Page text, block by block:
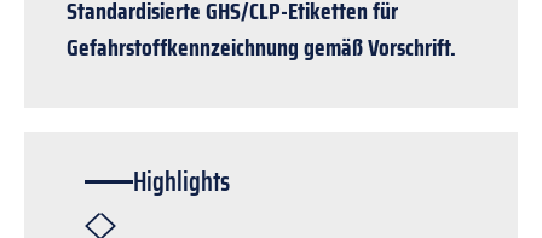
Standardisierte GHS/CLP-Etiketten für
Gefahrstoffkennzeichnung gemäß Vorschrift.
Highlights